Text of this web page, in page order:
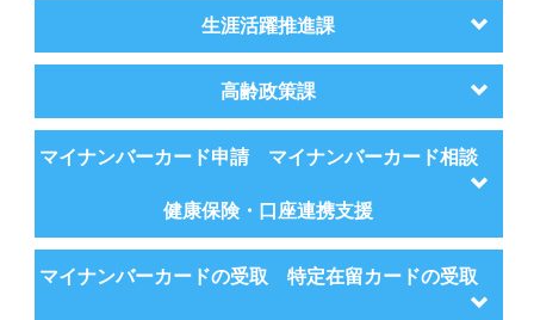
生涯活躍推進課
高齢政策課
マイナンバーカード申請 マイナンバーカード相談
健康保険・口座連携支援
マイナンバーカードの受取 特定在留カードの受取